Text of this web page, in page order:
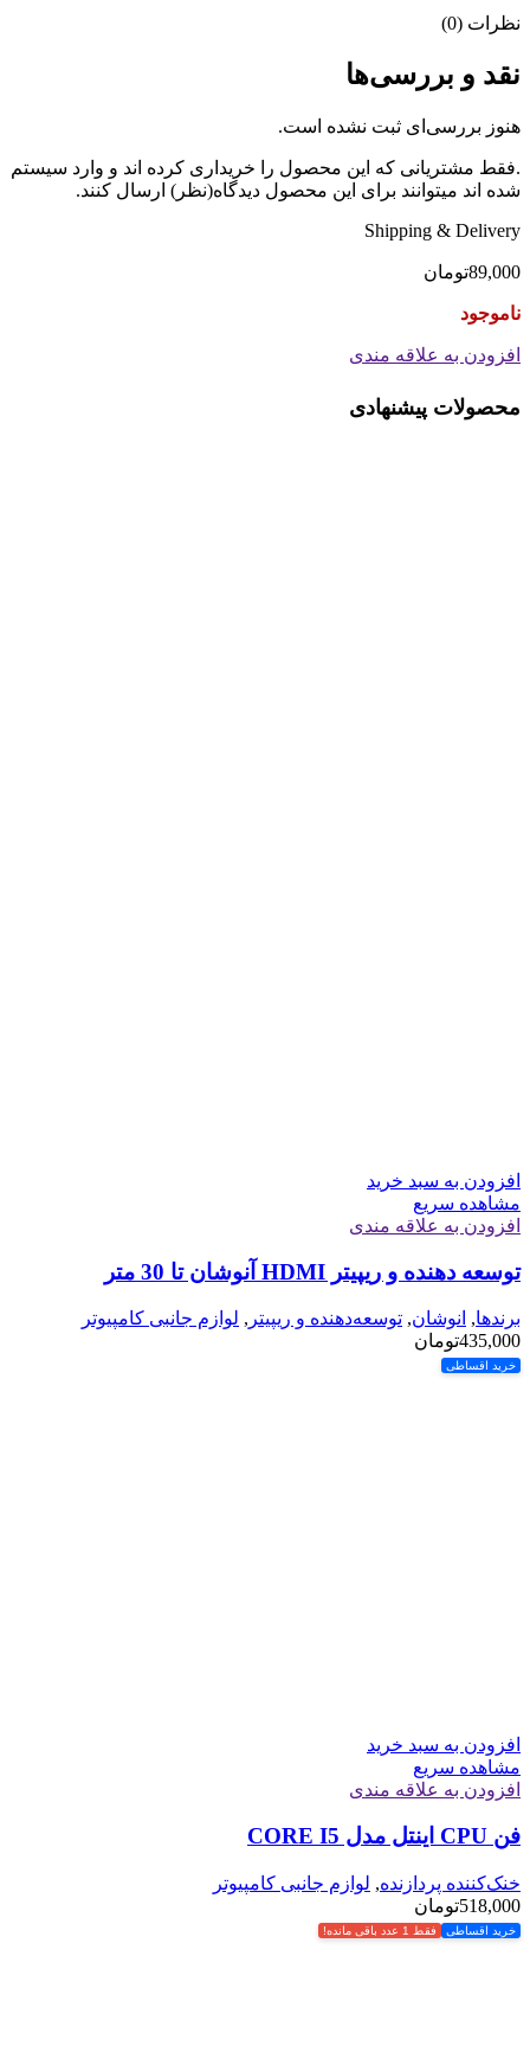
نظرات (0)
نقد و بررسی‌ها
هنوز بررسی‌ای ثبت نشده است.
.فقط مشتریانی که این محصول را خریداری کرده اند و وارد سیستم
شده اند میتوانند برای این محصول دیدگاه(نظر) ارسال کنند.
Shipping & Delivery
89,000تومان
ناموجود
افزودن به علاقه مندی
محصولات پیشنهادی
افزودن به سبد خرید
مشاهده سریع
افزودن به علاقه مندی
توسعه دهنده و ریپیتر HDMI آنوشان تا 30 متر
برندها, انوشان, توسعه‌دهنده و ریپیتر , لوازم جانبی کامپیوتر
435,000تومان
خرید اقساطی
افزودن به سبد خرید
مشاهده سریع
افزودن به علاقه مندی
فن CPU اینتل مدل CORE I5
خنک‌کننده پردازنده, لوازم جانبی کامپیوتر
518,000تومان
خرید اقساطی فقط 1 عدد باقی مانده!